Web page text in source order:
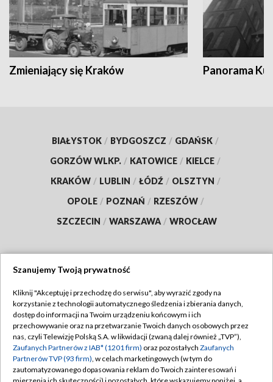
Zmieniający się Kraków Panorama
BIAŁYSTOK / BYDGOSZCZ / GDAŃSK /
GORZÓW WLKP. / KATOWICE / KIELCE /
KRAKÓW / LUBLIN / ŁÓDŹ / OLSZTYN /
OPOLE / POZNAŃ / RZESZÓW /
SZCZECIN / WARSZAWA / WROCŁAW
TVP
Abonament TVP
Emisja w TVP
Centrum informacji TVP
Regulamin TVP
Polityka prywatności
Moje zgody
Szanujemy Twoją prywatność
Kliknij "Akceptuję i przechodzę do serwisu", aby wyrazić zgody na
korzystanie z technologii automatycznego śledzenia i zbierania danych,
dostęp do informacji na Twoim urządzeniu końcowym i ich
przechowywanie oraz na przetwarzanie Twoich danych osobowych przez
nas, czyli Telewizję Polską S.A. w likwidacji (zwaną dalej również „TVP”),
Zaufanych Partnerów z IAB* (1201 firm) oraz pozostałych Zaufanych
Partnerów TVP (93 firm), w celach marketingowych (w tym do
zautomatyzowanego dopasowania reklam do Twoich zainteresowań i